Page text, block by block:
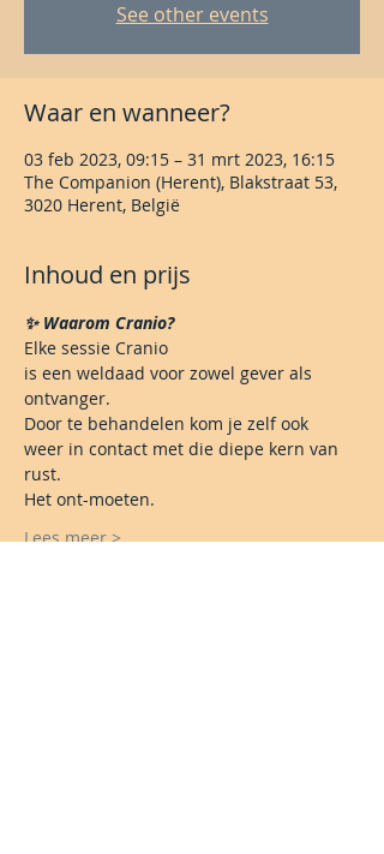
See other events
Waar en wanneer?
03 feb 2023, 09:15 – 31 mrt 2023, 16:15
The Companion (Herent), Blakstraat 53,
3020 Herent, België
Inhoud en prijs
✨ Waarom Cranio?
Elke sessie Cranio
is een weldaad voor zowel gever als
ontvanger.
Door te behandelen kom je zelf ook
weer in contact met die diepe kern van
rust.
Het ont-moeten.
Lees meer >